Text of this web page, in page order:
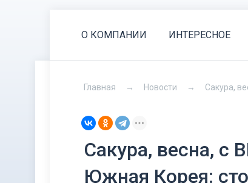
О КОМПАНИИ ИНТЕРЕСНОЕ
Главная Новости Сакура,
Сакура, весна, с
Южная Корея: